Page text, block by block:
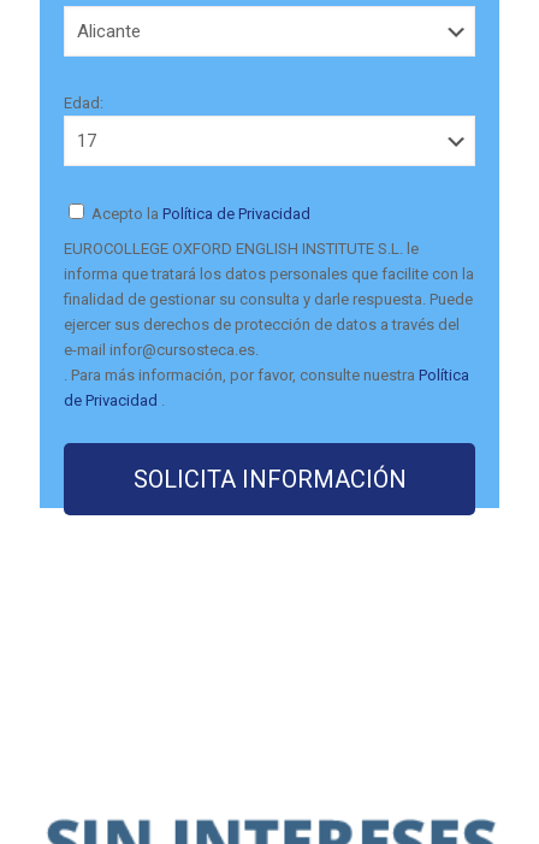
Edad:
Acepto la Política de Privacidad
EUROCOLLEGE OXFORD ENGLISH INSTITUTE S.L. le
informa que tratará los datos personales que facilite con la
finalidad de gestionar su consulta y darle respuesta. Puede
ejercer sus derechos de protección de datos a través del
e-mail infor@cursosteca.es.
. Para más información, por favor, consulte nuestra Política
de Privacidad